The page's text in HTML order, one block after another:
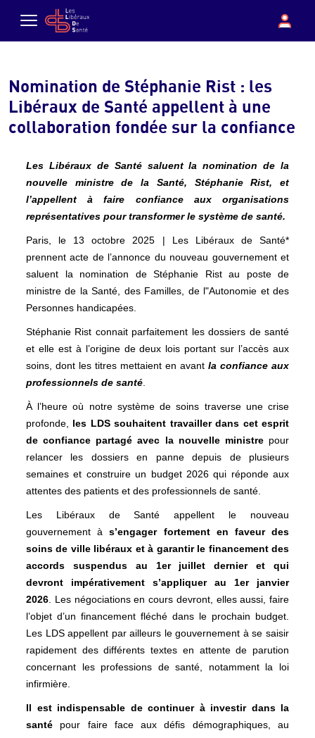
Aller au contenu principal
Menu
boutique
Nomination de Stéphanie Rist : les
Libéraux de Santé appellent à une
collaboration fondée sur la confiance
Les Libéraux de Santé saluent la nomination de la
nouvelle ministre de la Santé, Stéphanie Rist, et
l’appellent à faire confiance aux organisations
représentatives pour transformer le système de santé.
Paris, le 13 octobre 2025 | Les Libéraux de Santé*
prennent acte de l’annonce du nouveau gouvernement et
saluent la nomination de Stéphanie Rist au poste de
ministre de la Santé, des Familles, de l"Autonomie et des
Personnes handicapées.
Stéphanie Rist connait parfaitement les dossiers de santé
et elle est à l’origine de deux lois portant sur l’accès aux
soins, dont les titres mettaient en avant la confiance aux
professionnels de santé
À l’heure où notre système de soins traverse une crise
profonde, les LDS souhaitent travailler dans cet esprit
de confiance partagé avec la nouvelle ministrepour
relancer les dossiers en panne depuis de plusieurs
semaines et construire un budget 2026 qui réponde aux
attentes des patients et des professionnels de santé.
Les Libéraux de Santé appellent le nouveau
gouvernement às’engager fortement en faveur des
soins de ville libéraux et à garantir le financement des
accords suspendus au 1er juillet dernier et qui
devront impérativement s’appliquer au 1er janvier
2026 . Les négociations en cours devront, elles aussi, faire
l’objet d’un financement fléché dans le prochain budget.
Les LDS appellent par ailleurs le gouvernement à se saisir
rapidement des différents textes en attente de parution
concernant les professions de santé, notamment la loi
infirmière.
Il est indispensable de continuer à investir dans la
santé pour faire face aux défis démographiques, au